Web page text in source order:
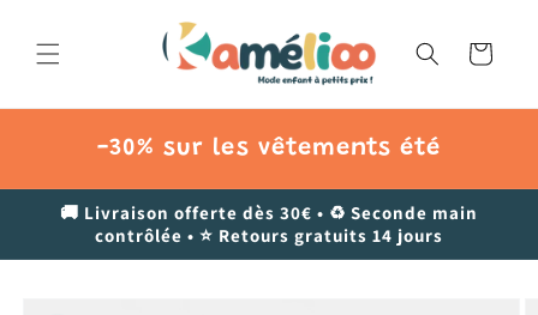
au
contenu
Panier
-30% sur les vêtements été
🚚 Livraison offerte dès 30€ • ♻️ Seconde main
contrôlée • ⭐ Retours gratuits 14 jours